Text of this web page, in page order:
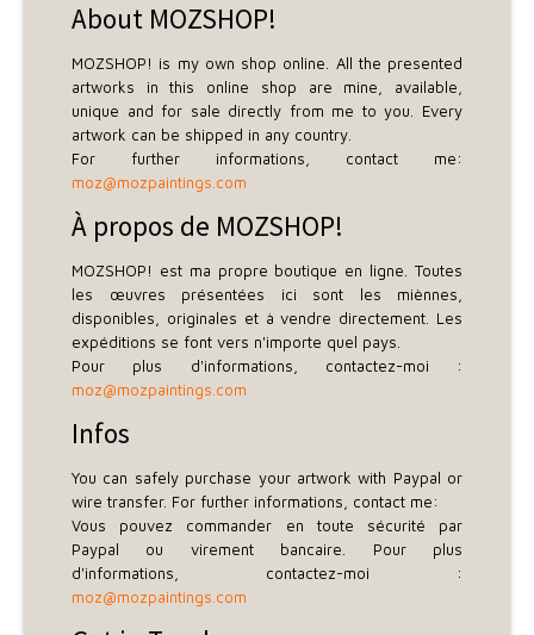
About MOZSHOP!
MOZSHOP! is my own shop online. All the presented
artworks in this online shop are mine, available,
unique and for sale directly from me to you. Every
artwork can be shipped in any country.
For further informations, contact me:
moz@mozpaintings.com
À propos de MOZSHOP!
MOZSHOP! est ma propre boutique en ligne. Toutes
les œuvres présentées ici sont les miènnes,
disponibles, originales et à vendre directement. Les
expéditions se font vers n'importe quel pays.
Pour plus d'informations, contactez-moi :
moz@mozpaintings.com
Infos
You can safely purchase your artwork with Paypal or
wire transfer. For further informations, contact me:
Vous pouvez commander en toute sécurité par
Paypal ou virement bancaire. Pour plus
d'informations, contactez-moi :
moz@mozpaintings.com